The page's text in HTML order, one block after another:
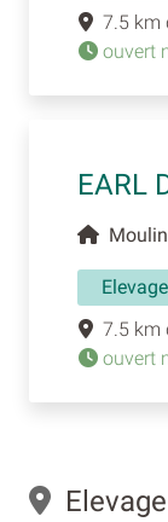
7.5 km
ouvert
EARL
7.5 km
ouvert